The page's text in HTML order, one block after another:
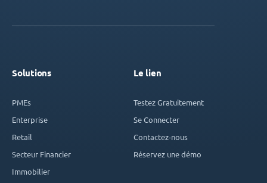
Solutions
PMEs
Enterprise
Retail
Secteur Financier
Immobilier
Le lien
Testez Gratuitement
Se Connecter
Contactez-nous
Réservez une démo